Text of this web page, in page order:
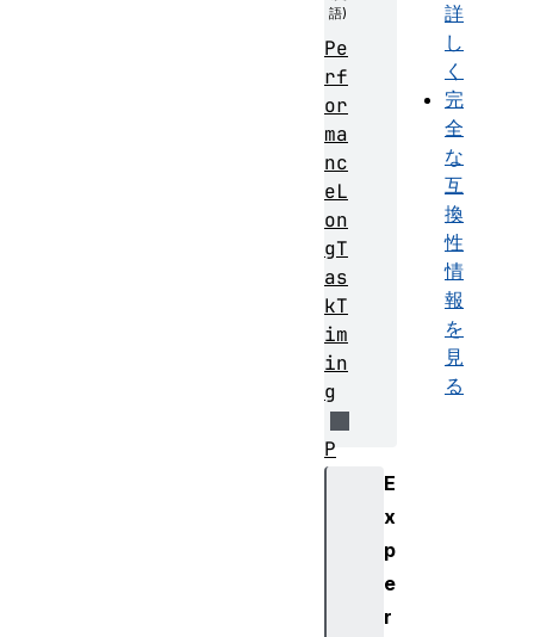
詳
し
く
完
全
な
互
換
性
情
報
を
見
る
E
x
p
e
r
Pe
rf
or
ma
nc
eL
on
gT
as
kT
im
in
g
P
e